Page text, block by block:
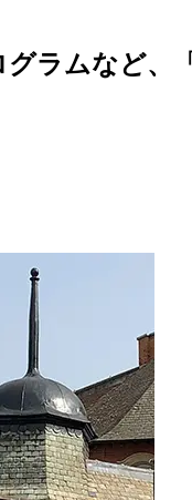
ラムなど、